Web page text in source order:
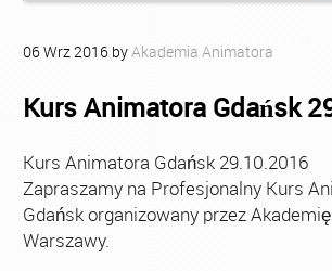
06Wrz2016 by Akademia Animatora
Kurs Animatora Gdańsk
Kurs Animatora Gdańsk
Zapraszamy na Profesjonalny Kurs
Gdańsk organizowany przez
Warszawy.